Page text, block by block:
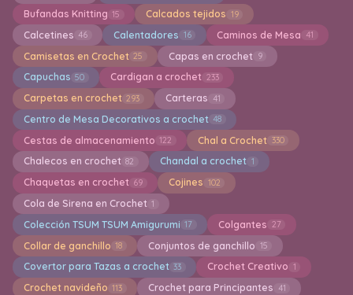
Bufandas Knitting 15 Calcados tejidos 19
Calcetines 46 Calentadores 16 Caminos de Mesa 41
Camisetas en Crochet 25 Capas en crochet 9
Capuchas 50 Cardigan a crochet 233
Carpetas en crochet 293 Carteras 41
Centro de Mesa Decorativos a crochet 48
Cestas de almacenamiento 122 Chal a Crochet 330
Chalecos en crochet 82 Chandal a crochet 1
Chaquetas en crochet 69 Cojines 102
Cola de Sirena en Crochet 1
Colección TSUM TSUM Amigurumi 17 Colgantes 27
Collar de ganchillo 18 Conjuntos de ganchillo 15
Covertor para Tazas a crochet 33 Crochet Creativo 1
Crochet navideño 113 Crochet para Principantes 41